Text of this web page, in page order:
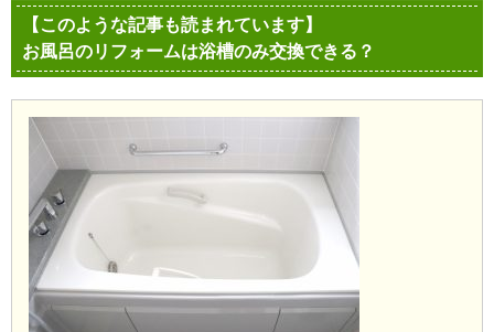
【このような記事も読まれています】
お風呂のリフォームは浴槽のみ交換できる？